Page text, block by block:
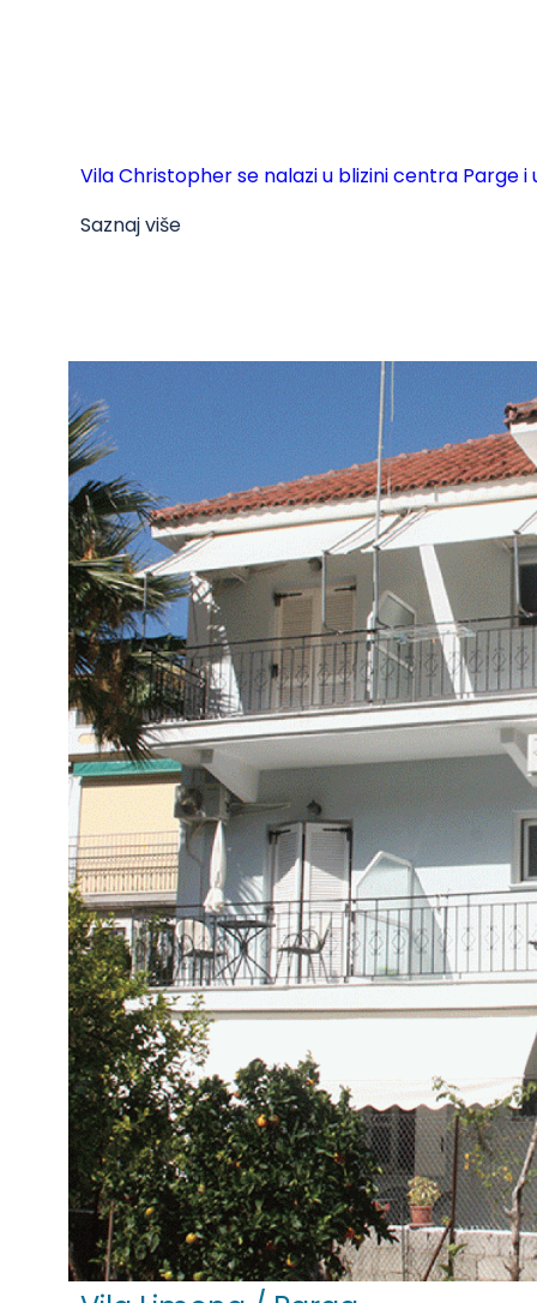
Vila Christopher se nalazi u blizini centra Parge
Saznaj više